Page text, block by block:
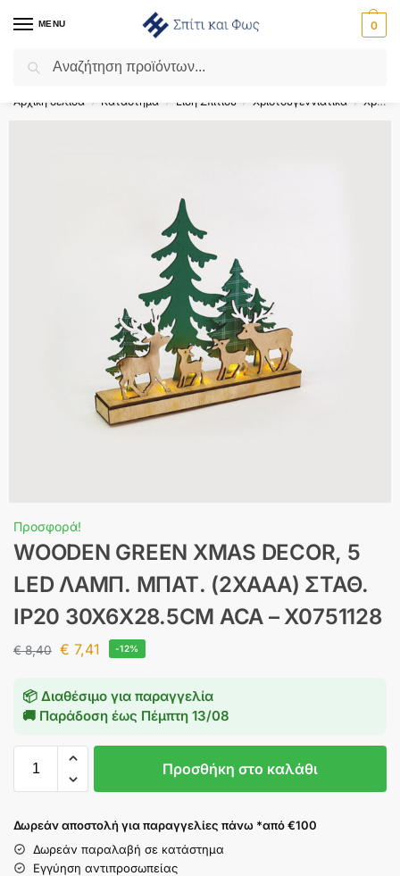
MENU 0
Flash Sale ⚡ 10% Έκπτωση με τον κωδικό ‘SPRING’!
Αρχική σελίδα / Κατάστημα / Είδη Σπιτιού / Χριστουγεννιάτικα / Χριστουγεννιάτικα Διακοσμητικά
Προσφορά!
WOODEN GREEN XMAS DECOR, 5
LED ΛΑΜΠ. ΜΠΑΤ. (2XAAA) ΣΤΑΘ.
IP20 30X6X28.5CM ACA – X0751128
€8,40 € 7,41 -12%
📦 Διαθέσιμο για παραγγελία
🚚 Παράδοση έως Πέμπτη 13/08
Προσθήκη στο καλάθι
Δωρεάν αποστολή για παραγγελίες πάνω *από €100
Δωρεάν παραλαβή σε κατάστημα
Εγγύηση αντιπροσωπείας